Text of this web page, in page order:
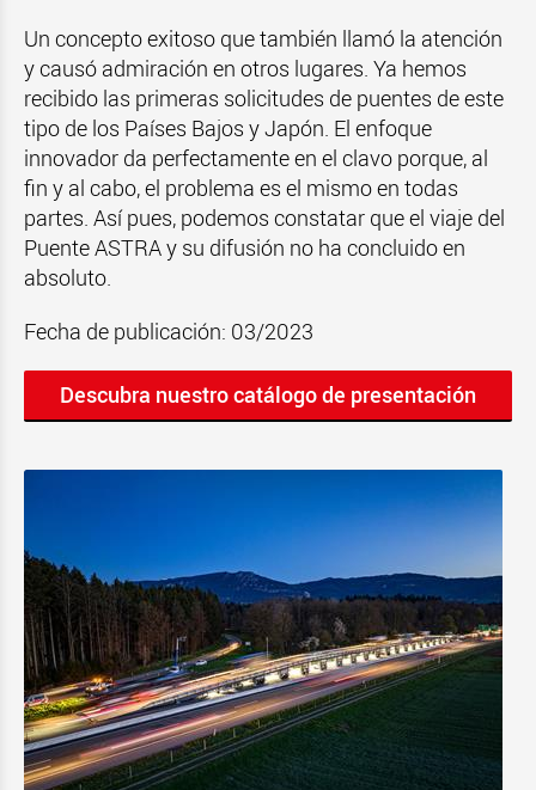
Un concepto exitoso que también llamó la atención
y causó admiración en otros lugares. Ya hemos
recibido las primeras solicitudes de puentes de este
tipo de los Países Bajos y Japón. El enfoque
innovador da perfectamente en el clavo porque, al
fin y al cabo, el problema es el mismo en todas
partes. Así pues, podemos constatar que el viaje del
Puente ASTRA y su difusión no ha concluido en
absoluto.
Fecha de publicación: 03/2023
Descubra nuestro catálogo de presentación